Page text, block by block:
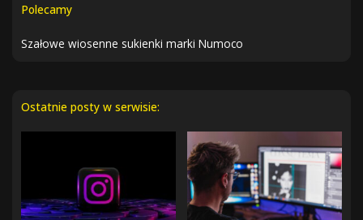
Polecamy
Szałowe wiosenne sukienki marki Numoco
Ostatnie posty w serwisie: